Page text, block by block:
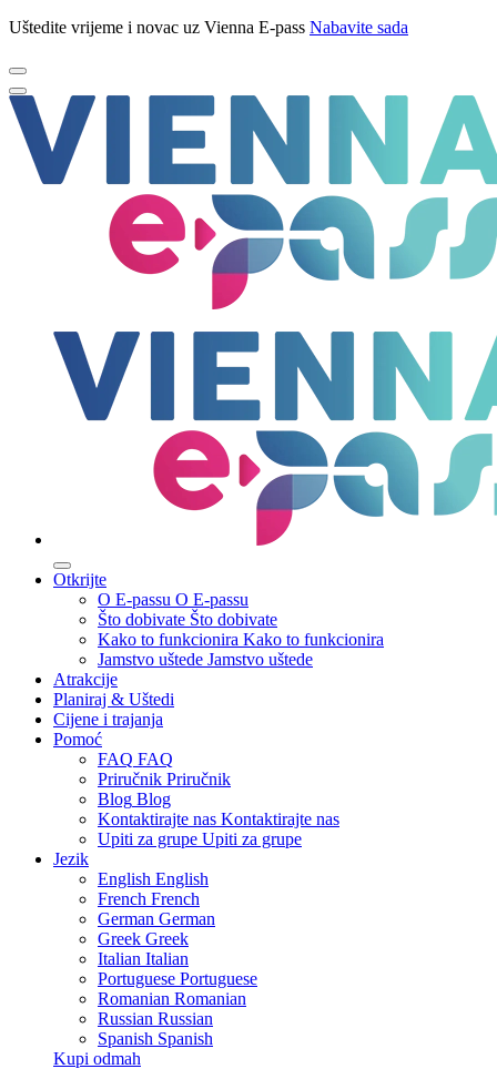
Uštedite vrijeme i novac uz Vienna E-pass Nabavite sada
Otkrijte
O E-passu O E-passu
Što dobivate Što dobivate
Kako to funkcionira Kako to funkcionira
Jamstvo uštede Jamstvo uštede
Atrakcije
Planiraj & Uštedi
Cijene i trajanja
Pomoć
FAQ FAQ
Priručnik Priručnik
Blog Blog
Kontaktirajte nas Kontaktirajte nas
Upiti za grupe Upiti za grupe
Jezik
English English
French French
German German
Greek Greek
Italian Italian
Portuguese Portuguese
Romanian Romanian
Russian Russian
Spanish Spanish
Kupi odmah